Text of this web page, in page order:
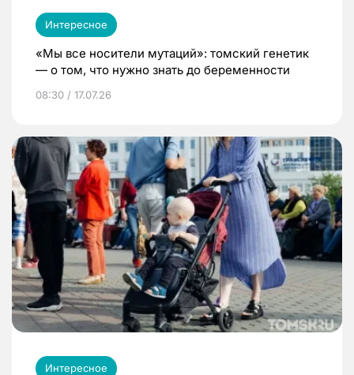
Интересное
«Мы все носители мутаций»: томский генетик
— о том, что нужно знать до беременности
08:30 / 17.07.26
Интересное